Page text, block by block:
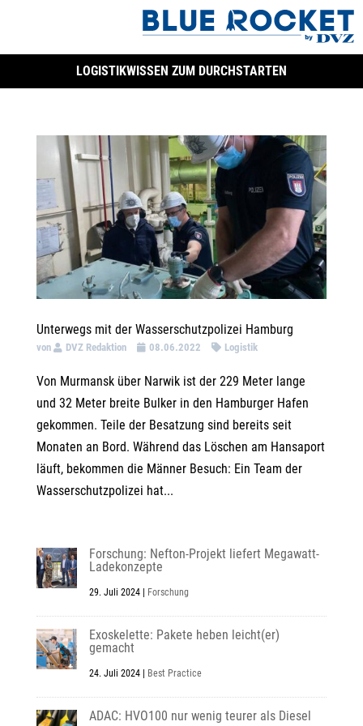
LOGISTIKWISSEN ZUM DURCHSTARTEN
Unterwegs mit der Wasserschutzpolizei Hamburg
von DVZ Redaktion 08.06.2022 Logistik
Von Murmansk über Narwik ist der 229 Meter lange
und 32 Meter breite Bulker in den Hamburger Hafen
gekommen. Teile der Besatzung sind bereits seit
Monaten an Bord. Während das Löschen am Hansaport
läuft, bekommen die Männer Besuch: Ein Team der
Wasserschutzpolizei hat...
Forschung: Nefton-Projekt liefert Megawatt-
Ladekonzepte
29. Juli 2024| Forschung
Exoskelette: Pakete heben leicht(er)
gemacht
24. Juli 2024| Best Practice
ADAC: HVO100 nur wenig teurer als Diesel